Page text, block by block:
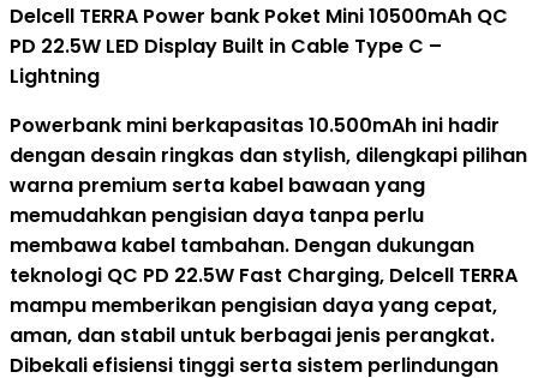
Charging
QC
PD
22.5W
LED
Display
Built
in
Cable
Type
C
-
Delcell TERRA Power bank Poket Mini 10500mAh QC
PD 22.5W LED Display Built in Cable Type C –
Lightning
Powerbank mini berkapasitas 10.500mAh ini hadir
dengan desain ringkas dan stylish, dilengkapi pilihan
warna premium serta kabel bawaan yang
memudahkan pengisian daya tanpa perlu
membawa kabel tambahan. Dengan dukungan
teknologi QC PD 22.5W Fast Charging, Delcell TERRA
mampu memberikan pengisian daya yang cepat,
aman, dan stabil untuk berbagai jenis perangkat.
Dibekali efisiensi tinggi serta sistem perlindungan